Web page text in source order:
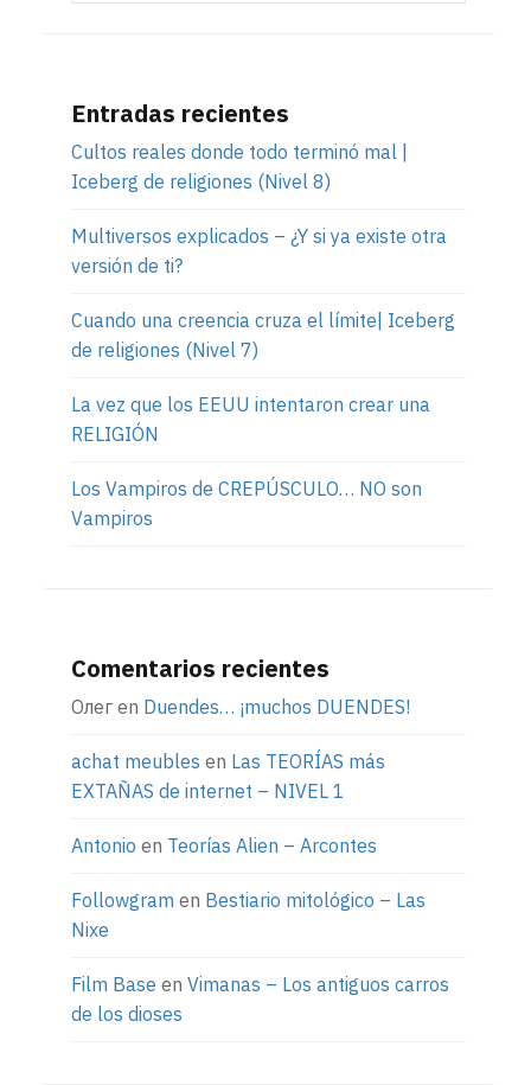
Entradas recientes
Cultos reales donde todo terminó mal |
Iceberg de religiones (Nivel 8)
Multiversos explicados – ¿Y si ya existe otra
versión de ti?
Cuando una creencia cruza el límite| Iceberg
de religiones (Nivel 7)
La vez que los EEUU intentaron crear una
RELIGIÓN
Los Vampiros de CREPÚSCULO… NO son
Vampiros
Comentarios recientes
Олег en Duendes… ¡muchos DUENDES!
achat meubles en Las TEORÍAS más
EXTAÑAS de internet – NIVEL 1
Antonio en Teorías Alien – Arcontes
Followgram en Bestiario mitológico – Las
Nixe
Film Base en Vimanas – Los antiguos carros
de los dioses